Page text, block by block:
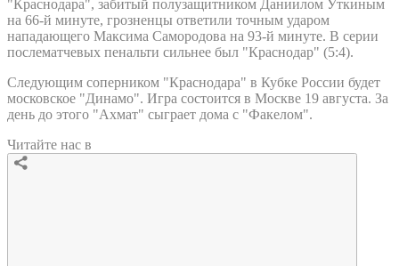
"Краснодара", забитый полузащитником Даниилом Уткиным
на 66-й минуте, грозненцы ответили точным ударом
нападающего Максима Самородова на 93-й минуте. В серии
послематчевых пенальти сильнее был "Краснодар" (5:4).
Следующим соперником "Краснодара" в Кубке России будет
московское "Динамо". Игра состоится в Москве 19 августа. За
день до этого "Ахмат" сыграет дома с "Факелом".
Читайте нас в